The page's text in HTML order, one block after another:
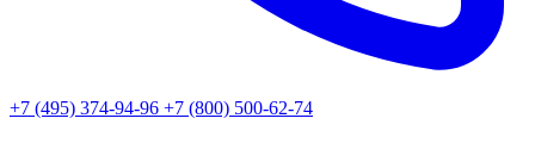
+7 (495) 374-94-96 +7 (800) 500-62-74